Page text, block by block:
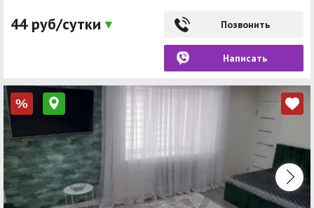
44 руб/сутки Позвонить
Написать
%